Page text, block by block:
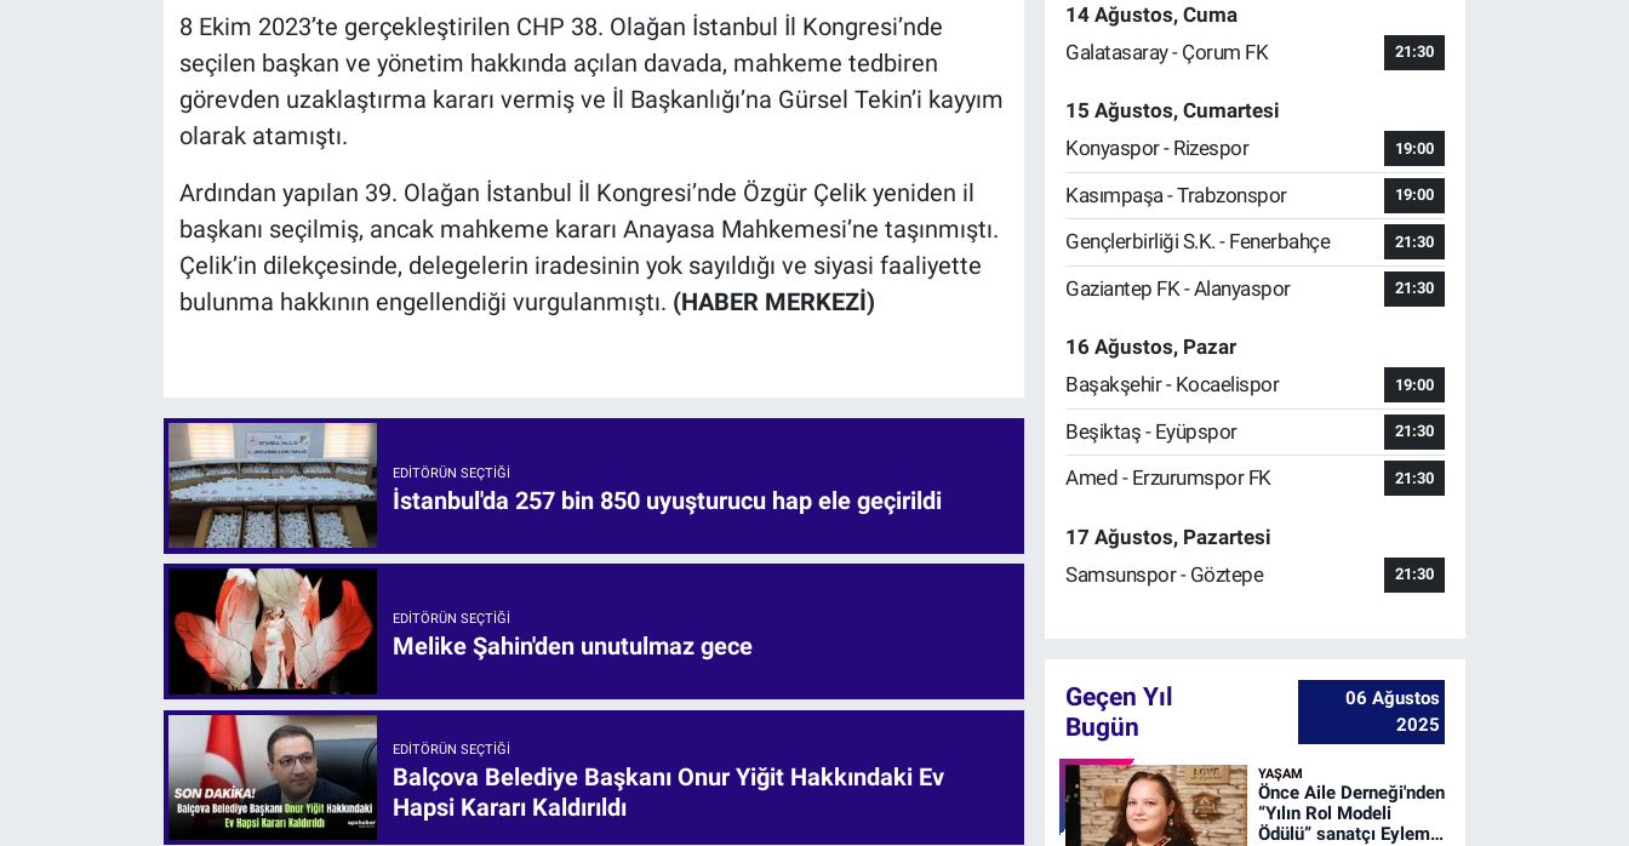
8 Ekim 2023’te gerçekleştirilen CHP 38. Olağan İstanbul İl Kongresi’nde
seçilen başkan ve yönetim hakkında açılan davada, mahkeme tedbiren
görevden uzaklaştırma kararı vermiş ve İl Başkanlığı’na Gürsel Tekin’i kayyım
olarak atamıştı.
Ardından yapılan 39. Olağan İstanbul İl Kongresi’nde Özgür Çelik yeniden il
başkanı seçilmiş, ancak mahkeme kararı Anayasa Mahkemesi’ne taşınmıştı.
Çelik’in dilekçesinde, delegelerin iradesinin yok sayıldığı ve siyasi faaliyette
bulunma hakkının engellendiği vurgulanmıştı. (HABER MERKEZİ)
EDITÖRÜN SEÇTIĞI
İstanbul'da 257 bin 850 uyuşturucu hap ele geçirildi
EDITÖRÜN SEÇTIĞI
Melike Şahin'den unutulmaz gece
EDITÖRÜN SEÇTIĞI
Balçova Belediye Başkanı Onur Yiğit Hakkındaki Ev
Hapsi Kararı Kaldırıldı
14 Ağustos, Cuma
Galatasaray - Çorum FK
21:30
15 Ağustos, Cumartesi
Konyaspor - Rizespor
19:00
Kasımpaşa - Trabzonspor 19:00
Gençlerbirliği S.K. - Fenerbahçe 21:30
Gaziantep FK - Alanyaspor 21:30
16 Ağustos, Pazar
Başakşehir - Kocaelispor
19:00
Beşiktaş - Eyüpspor 21:30
Amed - Erzurumspor FK 21:30
17 Ağustos, Pazartesi
Samsunspor - Göztepe
21:30
Geçen Yıl
Bugün
06 Ağustos
2025
YAŞAM
Önce Aile Derneği'nden
“Yılın Rol Modeli
Ödülü” sanatçı Eylem